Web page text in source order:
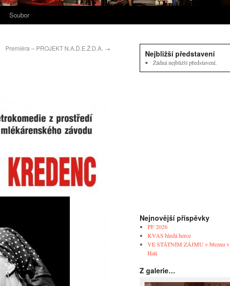
Soubor
Premiéra – PROJEKT N.A.Ď.E.Ž.D.A. →
Nejbližší představení
Žádná nejbližší představení.
Nejnovější příspěvky
PF 2026
KVAS hledá herce
VE STÁTNÍM ZÁJMU v březnu v
Hati
Z galerie…